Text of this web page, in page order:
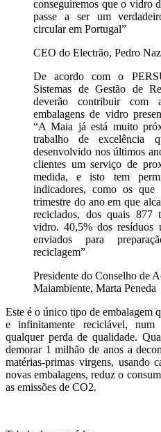
conseguiremos que o vidro
passe a ser um
circular em Portugal”
CEO do Electrão, Pedro
De acordo com o
Sistemas de Gestão de
deverão contribuir
embalagens de vidro
“A Maia já está muito
trabalho de excelência
desenvolvido nos últimos
clientes um serviço de
medida, e isto tem
indicadores, como os
trimestre do ano em que
reciclados, dos quais 877
vidro. 40,5% dos resíduos
enviados para
reciclagem”
Presidente do Conselho de
Maiambiente, Marta Peneda
Este é o único tipo de embalagem
e infinitamente reciclável,
qualquer perda de qualidade.
demorar 1 milhão de anos a
matérias-primas virgens, usando
novas embalagens, reduz o
as emissões de CO2.